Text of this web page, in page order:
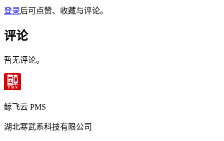
登录后可点赞、收藏与评论。
评论
暂无评论。
鲸飞云 PMS
湖北寒武系科技有限公司